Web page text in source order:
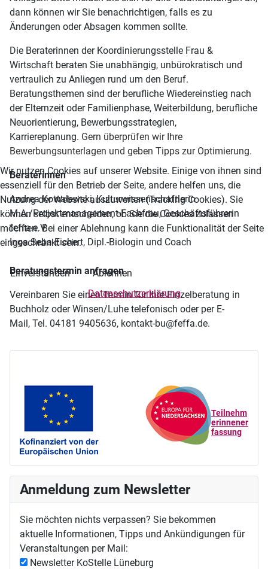
dann können wir Sie benachrichtigen, falls es zu
Änderungen oder Absagen kommen sollte.
Die Beraterinnen der Koordinierungsstelle Frau &
Wirtschaft beraten Sie unabhängig, unbürokratisch und
vertraulich zu Anliegen rund um den Beruf.
Beratungsthemen sind der berufliche Wiedereinstieg nach
der Elternzeit oder Familienphase, Weiterbildung, berufliche
Neuorientierung, Bewerbungsstrategien,
Karriereplanung. Gern überprüfen wir Ihre
Bewerbungsunterlagen und geben Tipps zur Optimierung.
Beraterinnen
Andrea Kowalewski, Kulturwissenschaftlerin
M.A./Projektmanagement-Fachfrau, Geschäftsführerin
feffa e.V.
Inga Seba-Eichert, Dipl.-Biologin und Coach
Beratungstermin anfragen
Vereinbaren Sie einen Termin für Ihre Einzelberatung in
Buchholz oder Winsen/Luhe telefonisch oder per E-
Mail, Tel. 04181 9405636, kontakt-bu@feffa.de.
Teilnehm
erinnener
fassung
Anmeldung zum Newsletter
Sie möchten nichts verpassen? Sie bekommen
aktuelle Informationen, Tipps und Ankündigungen für
Veranstaltungen per Mail:
Newsletter KoStelle Lüneburg
Wir nutzen Cookies auf unserer Website. Einige von ihnen sind
essenziell für den Betrieb der Seite, andere helfen uns, die
Nutzung der Website auszuwerten (Tracking Cookies). Sie
können selbst entscheiden, ob Sie die Cookies zulassen
möchten. Bei einer Ablehnung kann die Funktionalität der Seite
eingeschränkt sein.
Einverstanden
Ablehnen
Datenschutzerklärung